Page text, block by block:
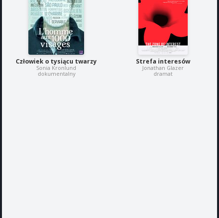
Człowiek o tysiącu twarzy
Sonia Kronlund
dokumentalny
Strefa interesów
Jonathan Glazer
dramat